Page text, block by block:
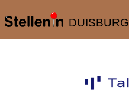
DUISBURG